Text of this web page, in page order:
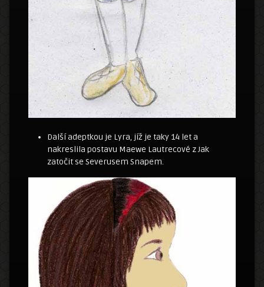
Další adeptkou je Lyra, jíž je taky 14 let a
nakreslila postavu Maewe Lautrecové z Jak
zatočit se Severusem Snapem.